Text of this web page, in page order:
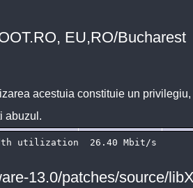
EU,RO/Bucharest
acestuia constituie un
abuzul.
13.0/patches/source/